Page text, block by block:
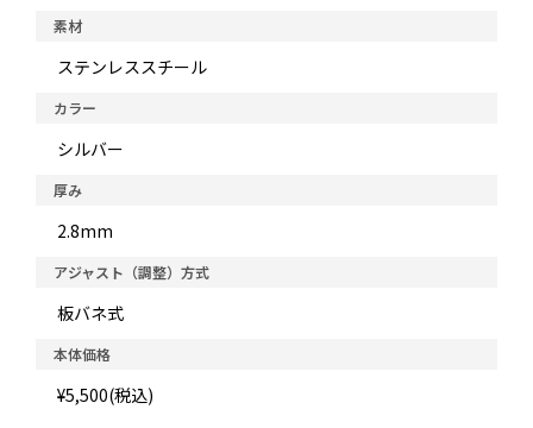
素材
ステンレススチール
カラー
シルバー
厚み
2.8mm
アジャスト（調整）方式
板バネ式
本体価格
¥5,500(税込)